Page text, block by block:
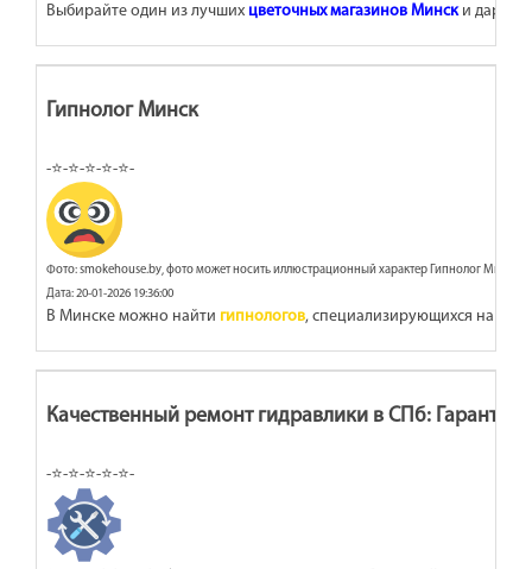
Выбирайте один из лучших цветочных магазинов Мински дарите
Гипнолог Минск
-⭐-⭐-⭐-⭐-⭐-
Фото: smokehouse.by, фото может носить иллюстрационный характер Гипнолог Минск
Дата: 20-01-2026 19:36:00
В Минске можно найти гипнологов, специализирующихся на
Качественный ремонт гидравлики в СПб: Гарантия
-⭐-⭐-⭐-⭐-⭐-